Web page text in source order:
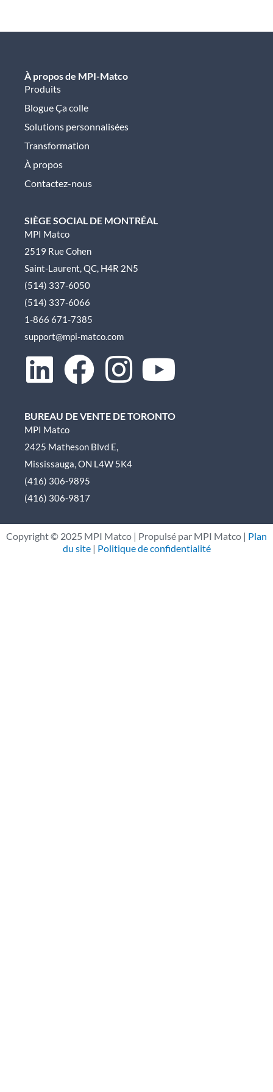
À propos de MPI-Matco
Produits
Blogue Ça colle
Solutions personnalisées
Transformation
À propos
Contactez-nous
SIÈGE SOCIAL DE MONTRÉAL
MPI Matco
2519 Rue Cohen
Saint-Laurent, QC, H4R 2N5
(514) 337-6050
(514) 337-6066
1-866 671-7385
support@mpi-matco.com
L
n
k
e
d
i
F
c
e
b
o
o
I
s
t
g
r
Y
u
b
e
BUREAU DE VENTE DE TORONTO
MPI Matco
2425 Matheson Blvd E,
Mississauga, ON L4W 5K4
(416) 306-9895
(416) 306-9817
Copyright © 2025 MPI Matco | Propulsé par MPI Matco | Plan
du site| Politique de confidentialité